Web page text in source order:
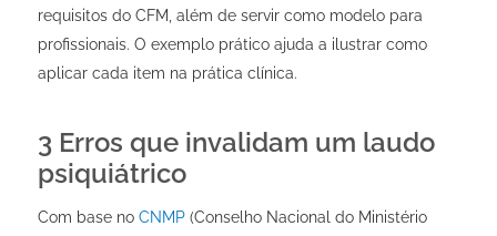
requisitos do CFM, além de servir como modelo para
profissionais. O exemplo prático ajuda a ilustrar como
aplicar cada item na prática clínica.
3 Erros que invalidam um laudo
psiquiátrico
Com base no CNMP(Conselho Nacional do Ministério